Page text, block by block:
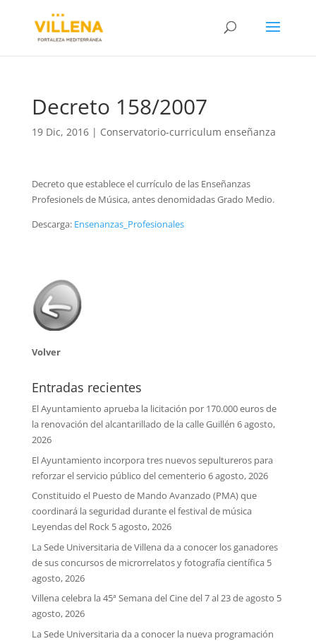
Decreto 158/2007
19 Dic, 2016| Conservatorio-curriculum enseñanza
Decreto que establece el currículo de las Enseñanzas
Profesionels de Música, antes denomidadas Grado Medio.
Descarga: Ensenanzas_Profesionales
Volver
Entradas recientes
El Ayuntamiento aprueba la licitación por 170.000 euros de
la renovación del alcantarillado de la calle Guillén 6 agosto,
2026
El Ayuntamiento incorpora tres nuevos sepultureros para
reforzar el servicio público del cementerio 6 agosto, 2026
Constituido el Puesto de Mando Avanzado (PMA) que
coordinará la seguridad durante el festival de música
Leyendas del Rock 5 agosto, 2026
La Sede Universitaria de Villena da a conocer los ganadores
de sus concursos de microrrelatos y fotografía científica 5
agosto, 2026
Villena celebra la 45ª Semana del Cine del 7 al 23 de agosto 5
agosto, 2026
La Sede Universitaria da a conocer la nueva programación